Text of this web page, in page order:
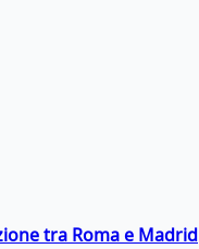
tra Roma e Madrid